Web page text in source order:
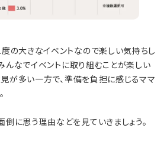
の大きなイベントなので楽しい気持ちし
んなでイベントに取り組むことが楽しい
見が多い一方で、準備を負担に感じるママ
に思う理由などを見ていきましょう。